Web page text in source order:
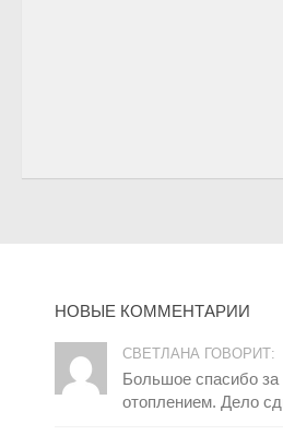
НОВЫЕ КОММЕНТАРИИ
СВЕТЛАНА ГОВОРИТ:
Большое спасибо
отоплением. Дело